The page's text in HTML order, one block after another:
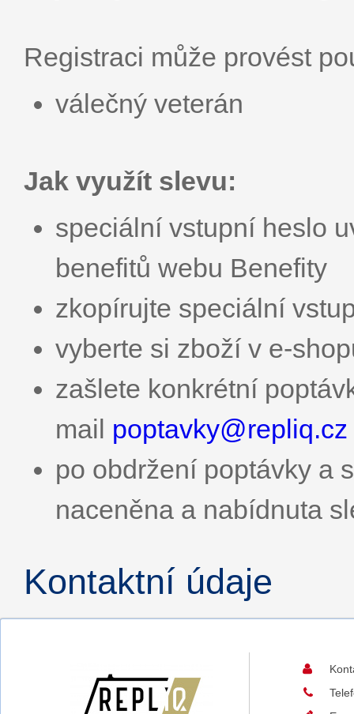
Registraci může provést
válečný veterán
Jak využít slevu:
speciální vstupní heslo
benefitů webu Benefity
zkopírujte speciální
vyberte si zboží v e-
zašlete konkrétní
mail poptavky@repliq.cz
po obdržení poptávky a
naceněna a nabídnuta
Kontaktní údaje